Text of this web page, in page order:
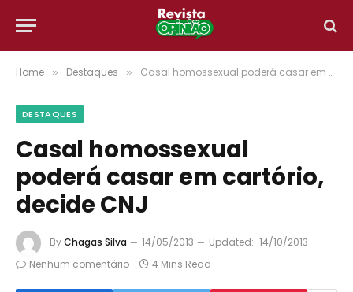
Home » Destaques » Casal homossexual poderá casar em cartório, decide CNJ
DESTAQUES
Casal homossexual
poderá casar em cartório,
decide CNJ
ByChagas Silva 14/05/2013 Updated: 14/10/2013
Nenhum comentário
4 Mins Read